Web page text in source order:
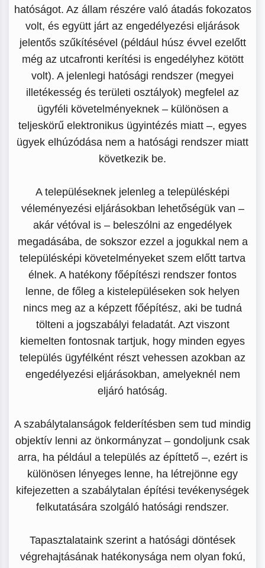
hatóságot. Az állam részére való átadás fokozatos
volt, és együtt járt az engedélyezési eljárások
jelentős szűkítésével (például húsz évvel ezelőtt
még az utcafronti kerítési is engedélyhez kötött
volt). A jelenlegi hatósági rendszer (megyei
illetékesség és területi osztályok) megfelel az
ügyféli követelményeknek – különösen a
teljeskörű elektronikus ügyintézés miatt –, egyes
ügyek elhúzódása nem a hatósági rendszer miatt
következik be.
A településeknek jelenleg a településképi
véleményezési eljárásokban lehetőségük van –
akár vétóval is – beleszólni az engedélyek
megadásába, de sokszor ezzel a jogukkal nem a
településképi követelményeket szem előtt tartva
élnek. A hatékony főépítészi rendszer fontos
lenne, de főleg a kistelepüléseken sok helyen
nincs meg az a képzett főépítész, aki be tudná
tölteni a jogszabályi feladatát. Azt viszont
kiemelten fontosnak tartjuk, hogy minden egyes
település ügyfélként részt vehessen azokban az
engedélyezési eljárásokban, amelyeknél nem
eljáró hatóság.
A szabálytalanságok felderítésben sem tud mindig
objektív lenni az önkormányzat – gondoljunk csak
arra, ha például a település az építtető –, ezért is
különösen lényeges lenne, ha létrejönne egy
kifejezetten a szabálytalan építési tevékenységek
felkutatására szolgáló hatósági rendszer.
Tapasztalataink szerint a hatósági döntések
végrehajtásának hatékonysága nem olyan fokú,